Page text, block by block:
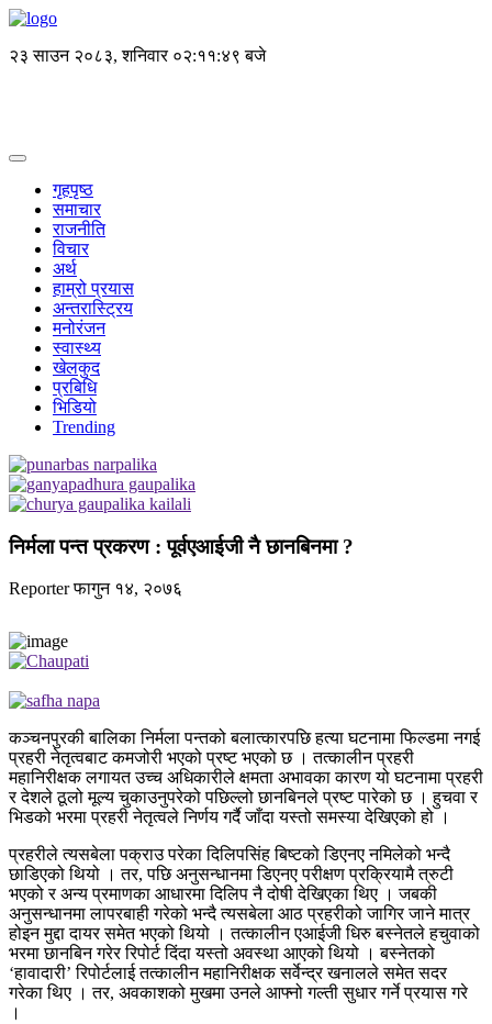
२३ साउन २०८३, शनिवार ०२:११:४९ बजे
गृहपृष्ठ
समाचार
राजनीति
विचार
अर्थ
हाम्रो प्रयास
अन्तरास्ट्रिय
मनोरंजन
स्वास्थ्य
खेलकुद
प्रबिधि
भिडियो
Trending
निर्मला पन्त प्रकरण : पूर्वएआईजी नै छानबिनमा ?
Reporterफागुन १४, २०७६
कञ्चनपुरकी बालिका निर्मला पन्तको बलात्कारपछि हत्या घटनामा फिल्डमा नगई
प्रहरी नेतृत्वबाट कमजोरी भएको प्रष्ट भएको छ । तत्कालीन प्रहरी
महानिरीक्षक लगायत उच्च अधिकारीले क्षमता अभावका कारण यो घटनामा प्रहरी
र देशले ठूलो मूल्य चुकाउनुपरेको पछिल्लो छानबिनले प्रष्ट पारेको छ । हुचवा र
भिडको भरमा प्रहरी नेतृत्वले निर्णय गर्दै जाँदा यस्तो समस्या देखिएको हो ।
प्रहरीले त्यसबेला पक्राउ परेका दिलिपसिंह बिष्टको डिएनए नमिलेको भन्दै
छाडिएको थियो । तर, पछि अनुसन्धानमा डिएनए परीक्षण प्रक्रियामै त्रुटी
भएको र अन्य प्रमाणका आधारमा दिलिप नै दोषी देखिएका थिए । जबकी
अनुसन्धानमा लापरबाही गरेको भन्दै त्यसबेला आठ प्रहरीको जागिर जाने मात्र
होइन मुद्दा दायर समेत भएको थियो । तत्कालीन एआईजी धिरु बस्नेतले हचुवाको
भरमा छानबिन गरेर रिपोर्ट दिंदा यस्तो अवस्था आएको थियो । बस्नेतको
‘हावादारी’ रिपोर्टलाई तत्कालीन महानिरीक्षक सर्वेन्द्र खनालले समेत सदर
गरेका थिए । तर, अवकाशको मुखमा उनले आफ्नो गल्ती सुधार गर्ने प्रयास गरे
।